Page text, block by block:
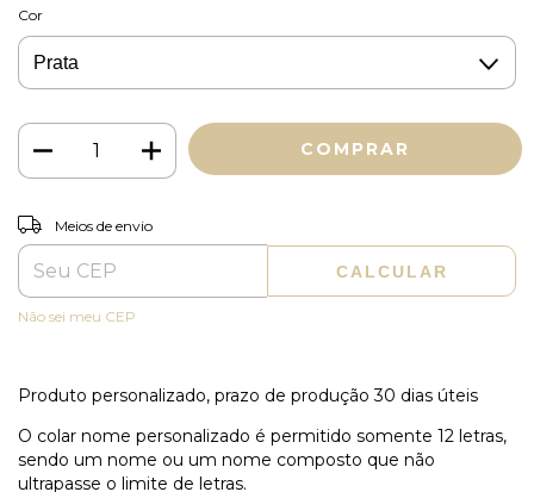
Cor
Entregas para o CEP:
Meios de envio
CALCULAR
Não sei meu CEP
Produto personalizado, prazo de produção 30 dias úteis
O colar nome personalizado é permitido somente 12 letras,
sendo um nome ou um nome composto que não
ultrapasse o limite de letras.